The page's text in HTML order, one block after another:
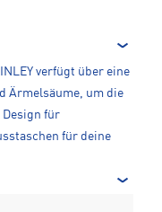
verfügt über eine
Ärmelsäume, um die
Design für
für deine